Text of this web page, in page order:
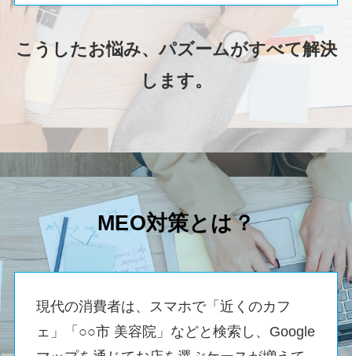
こうしたお悩み、パズームがすべて解決
します。
MEO対策とは？
現代の消費者は、スマホで「近くのカフ
ェ」「○○市 美容院」などと検索し、Google